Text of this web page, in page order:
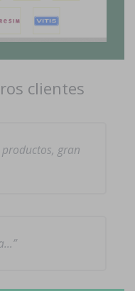
clientes
gran